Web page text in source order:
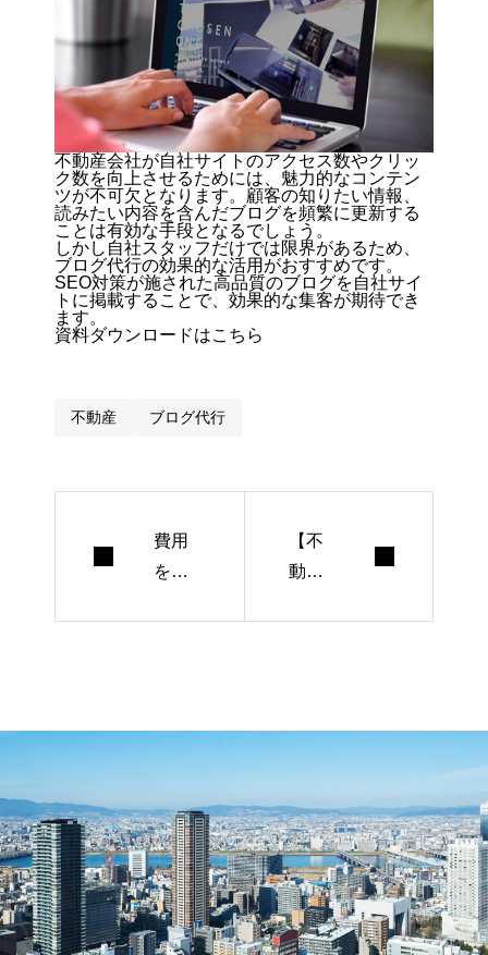
不動産会社が自社サイトのアクセス数やクリッ
ク数を向上させるためには、魅力的なコンテン
ツが不可欠となります。顧客の知りたい情報、
読みたい内容を含んだブログを頻繁に更新する
ことは有効な手段となるでしょう。
しかし自社スタッフだけでは限界があるため、
ブログ代行の効果的な活用がおすすめです。
SEO対策が施された高品質のブログを自社サイ
トに掲載することで、効果的な集客が期待でき
ます。
資料ダウンロードはこちら
不動産 ブログ代行
費用
を抑
費用
対効
果の
高いS
EO対
【不
動
ディ
ング
ペー
ジ事
例3選